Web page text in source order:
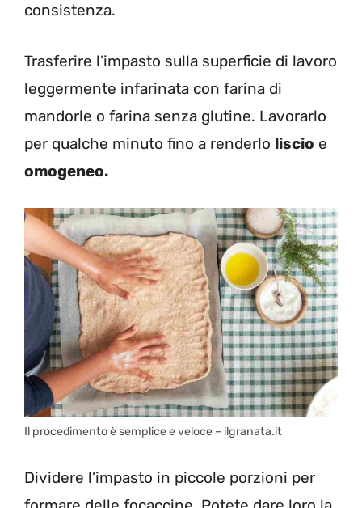
consistenza.
Trasferire l’impasto sulla superficie di lavoro
leggermente infarinata con farina di
mandorle o farina senza glutine. Lavorarlo
per qualche minuto fino a renderlo liscio e
omogeneo.
Il procedimento è semplice e veloce – ilgranata.it
Dividere l’impasto in piccole porzioni per